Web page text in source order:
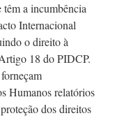
têm a incumbência
Internacional
o direito à
18 do PIDCP.
Humanos relatórios
dos direitos